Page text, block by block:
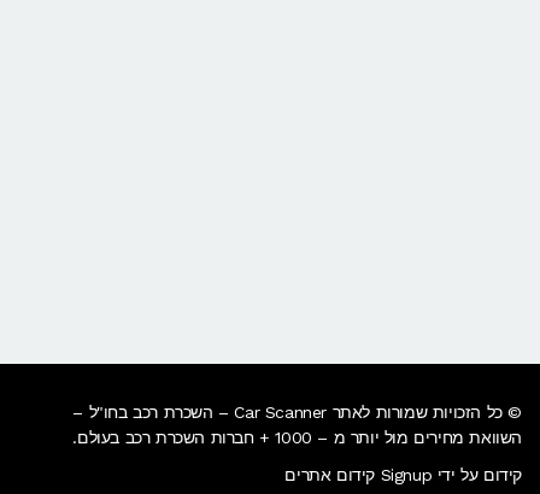
© כל הזכויות שמורות לאתר Car Scanner – השכרת רכב בחו"ל –
השוואת מחירים מול יותר מ – 1000 + חברות השכרת רכב בעולם.
קידום על ידי Signup קידום אתרים